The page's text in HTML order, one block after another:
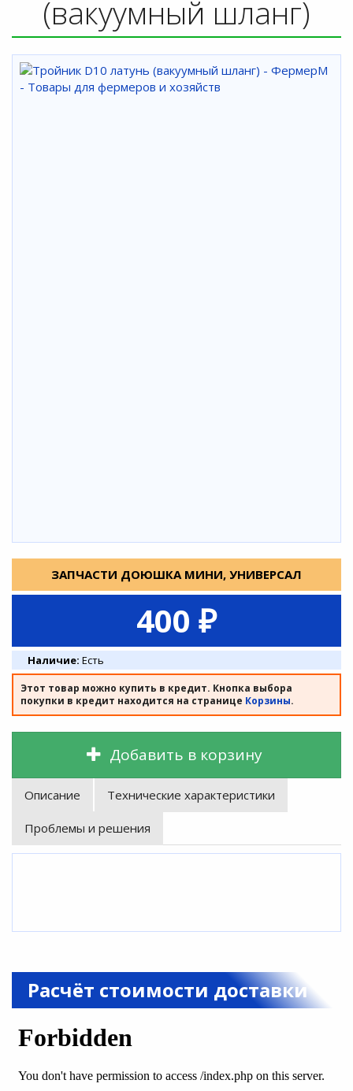
(вакуумный шланг)
ЗАПЧАСТИ ДОЮШКА МИНИ, УНИВЕРСАЛ
400 ₽
Наличие: Есть
Этот товар можно купить в кредит. Кнопка выбора
покупки в кредит находится на странице Корзины.
Добавить в корзину
Описание Технические характеристики
Проблемы и решения
Расчёт стоимости доставки